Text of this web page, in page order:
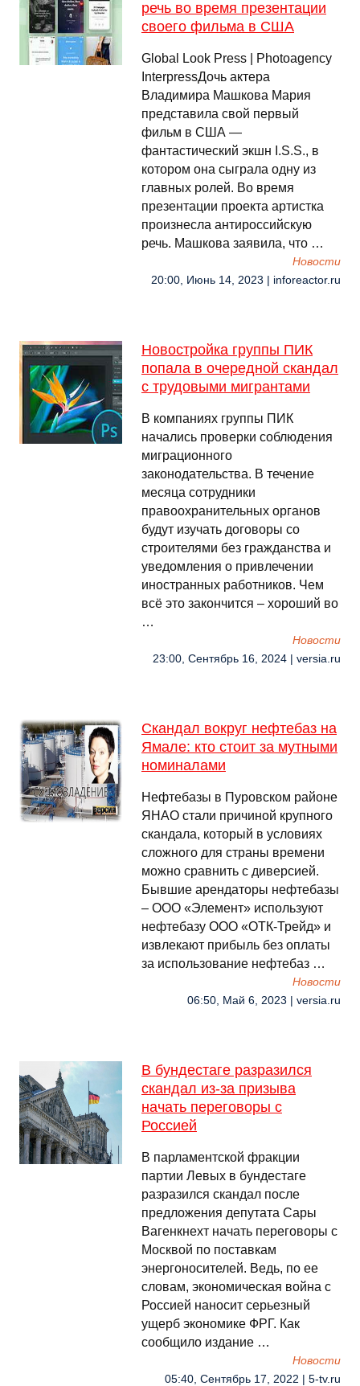
речь во время презентации
своего фильма в США
Global Look Press | Photoagency
InterpressДочь актера
Владимира Машкова Мария
представила свой первый
фильм в США —
фантастический экшн I.S.S., в
котором она сыграла одну из
главных ролей. Во время
презентации проекта артистка
произнесла антироссийскую
речь. Машкова заявила, что …
Новости
20:00, Июнь 14, 2023 | inforeactor.ru
Новостройка группы ПИК
попала в очередной скандал
с трудовыми мигрантами
В компаниях группы ПИК
начались проверки соблюдения
миграционного
законодательства. В течение
месяца сотрудники
правоохранительных органов
будут изучать договоры со
строителями без гражданства и
уведомления о привлечении
иностранных работников. Чем
всё это закончится – хороший во
…
Новости
23:00, Сентябрь 16, 2024 | versia.ru
Скандал вокруг нефтебаз на
Ямале: кто стоит за мутными
номиналами
Нефтебазы в Пуровском районе
ЯНАО стали причиной крупного
скандала, который в условиях
сложного для страны времени
можно сравнить с диверсией.
Бывшие арендаторы нефтебазы
– ООО «Элемент» используют
нефтебазу ООО «ОТК-Трейд» и
извлекают прибыль без оплаты
за использование нефтебаз …
Новости
06:50, Май 6, 2023 | versia.ru
В бундестаге разразился
скандал из-за призыва
начать переговоры с
Россией
В парламентской фракции
партии Левых в бундестаге
разразился скандал после
предложения депутата Сары
Вагенкнехт начать переговоры с
Москвой по поставкам
энергоносителей. Ведь, по ее
словам, экономическая война с
Россией наносит серьезный
ущерб экономике ФРГ. Как
сообщило издание …
Новости
05:40, Сентябрь 17, 2022 | 5-tv.ru